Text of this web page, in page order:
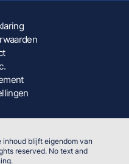
blijft eigendom van
reserved. No text and